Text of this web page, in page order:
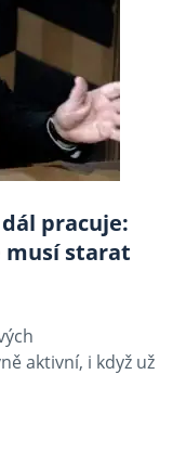
pracuje:
musí starat
aktivní, i když už